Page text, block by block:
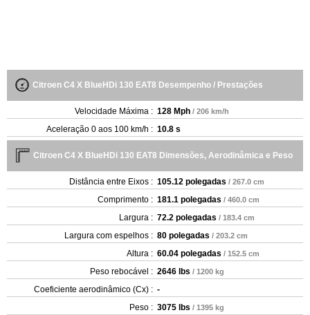
Citroen C4 X BlueHDi 130 EAT8 Desempenho / Prestações
Velocidade Máxima : 128 Mph / 206 km/h
Aceleração 0 aos 100 km/h : 10.8 s
Citroen C4 X BlueHDi 130 EAT8 Dimensões, Aerodinâmica e Peso
Distância entre Eixos : 105.12 polegadas / 267.0 cm
Comprimento : 181.1 polegadas / 460.0 cm
Largura : 72.2 polegadas / 183.4 cm
Largura com espelhos : 80 polegadas / 203.2 cm
Altura : 60.04 polegadas / 152.5 cm
Peso rebocável : 2646 lbs / 1200 kg
Coeficiente aerodinâmico (Cx) : -
Peso : 3075 lbs / 1395 kg